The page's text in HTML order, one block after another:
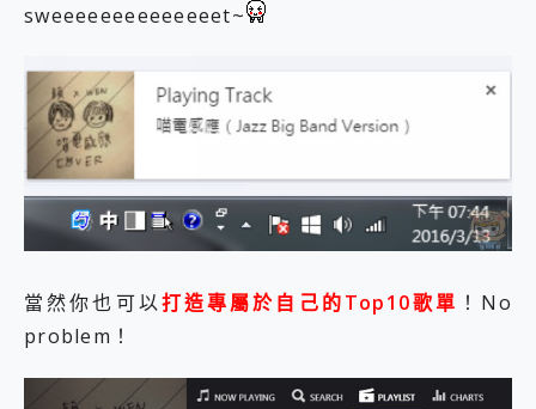
sweeeeeeeeeeeeeet~
當然你也可以打造專屬於自己的Top10歌單 ！No
problem！